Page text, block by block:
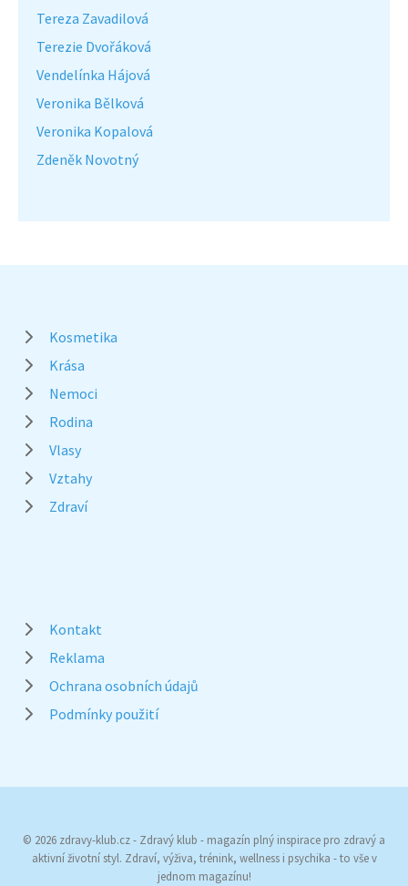
Tereza Zavadilová
Terezie Dvořáková
Vendelínka Hájová
Veronika Bělková
Veronika Kopalová
Zdeněk Novotný
Kosmetika
Krása
Nemoci
Rodina
Vlasy
Vztahy
Zdraví
Kontakt
Reklama
Ochrana osobních údajů
Podmínky použití
© 2026 zdravy-klub.cz - Zdravý klub - magazín plný inspirace pro zdravý a
aktivní životní styl. Zdraví, výživa, trénink, wellness i psychika - to vše v
jednom magazínu!